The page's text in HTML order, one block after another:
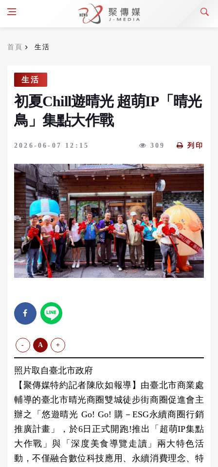
首頁 生活
生活
初夏Chill遊晴光 超萌IP「晴光
鳥」集點大作戰
2026-06-07 12:15 309 列印
- A +
照片取自臺北市政府
【聚傳媒特約記者陳欣如報導】由臺北市商業處
輔導的臺北市晴光商圈雙城徒步街商圈促進會主
辦之「悠遊晴光 Go! Go! 購－ESG永續商圈行銷
推廣計畫」，於6日正式開跑!推出「超萌IP集點
大作戰」與「深度美食導覽走讀」兩大特色活
動，不僅融合數位科技應用、永續消費理念、特